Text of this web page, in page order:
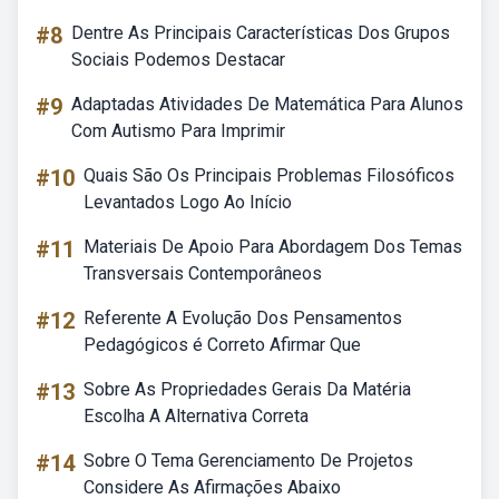
#8 Dentre As Principais Características Dos Grupos
Sociais Podemos Destacar
#9 Adaptadas Atividades De Matemática Para Alunos
Com Autismo Para Imprimir
#10 Quais São Os Principais Problemas Filosóficos
Levantados Logo Ao Início
#11
Materiais De Apoio Para Abordagem Dos Temas
Transversais Contemporâneos
#12 Referente A Evolução Dos Pensamentos
Pedagógicos é Correto Afirmar Que
#13 Sobre As Propriedades Gerais Da Matéria
Escolha A Alternativa Correta
#14 Sobre O Tema Gerenciamento De Projetos
Considere As Afirmações Abaixo